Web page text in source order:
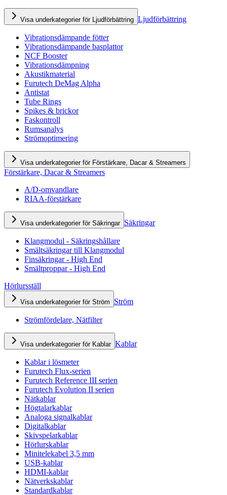
Visa underkategorier för Ljudförbättring Ljudförbättring
Vibrationsdämpande fötter
Vibrationsdämpande basplattor
NCF Booster
Vibrationsdämpning
Akustikmaterial
Furutech DeMag Alpha
Antistat
Tube Rings
Spikes & brickor
Faskontroll
Rumsanalys
Strömoptimering
Visa underkategorier för Förstärkare, Dacar & Streamers
Förstärkare, Dacar & Streamers
A/D-omvandlare
RIAA-förstärkare
Visa underkategorier för Säkringar Säkringar
Klangmodul - Säkringshållare
Smältsäkringar till Klangmodul
Finsäkringar - High End
Smältproppar - High End
Hörlursställ
Visa underkategorier för Ström Ström
Strömfördelare, Nätfilter
Visa underkategorier för Kablar Kablar
Kablar i lösmeter
Furutech Flux-serien
Furutech Reference III serien
Furutech Evolution II serien
Nätkablar
Högtalarkablar
Analoga signalkablar
Digitalkablar
Skivspelarkablar
Hörlurskablar
Minitelekabel 3,5 mm
USB-kablar
HDMI-kablar
Nätverkskablar
Standardkablar